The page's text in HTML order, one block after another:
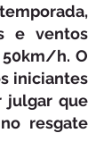
e ventos
h. O
iniciantes
julgar que
resgate